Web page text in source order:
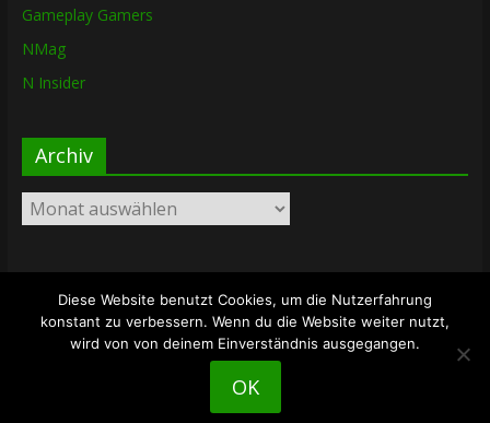
Gameplay Gamers
NMag
N Insider
Archiv
Archiv
Copyright © 2026The Lost Dungeon. Alle Rechte vorbehalten.
Theme: ColorMag vonThemeGrill. Bereitgestellt von
WordPress
Diese Website benutzt Cookies, um die Nutzerfahrung
konstant zu verbessern. Wenn du die Website weiter nutzt,
wird von von deinem Einverständnis ausgegangen.
OK